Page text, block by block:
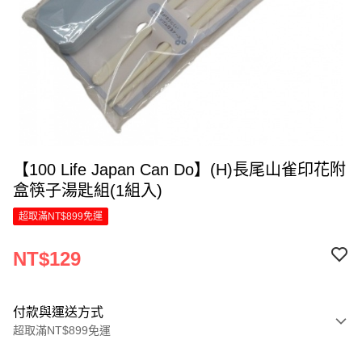
【100 Life Japan Can Do】(H)長尾山雀印花附
盒筷子湯匙組(1組入)
超取滿NT$899免運
NT$129
付款與運送方式
超取滿NT$899免運